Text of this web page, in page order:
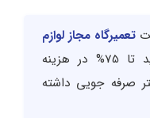
تعمیرگاه مجاز لوازم
می توانید تا 75% در هزینه
صرفه جویی داشته